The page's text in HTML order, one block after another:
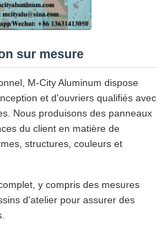
sur mesure
M-City Aluminum dispose
et d'ouvriers qualifiés avec
Nous produisons des panneaux
du client en matière de
structures, couleurs et
y compris des mesures
d'atelier pour assurer des